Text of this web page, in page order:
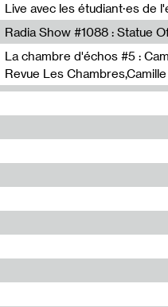
Live avec les étudiant·es de
Resonance
La chambre d'échos #5 :
Revue Les